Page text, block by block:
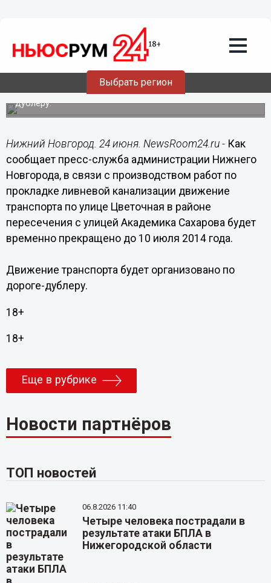
Выбрать регион
Движение транспорта на участке
улицы Цветочная в Нижнем Новгороде
будет прекращено до 10 июля
Движение транспорта будет организовано по дороге-
дублеру.
Нижний Новгород. 24 июня. NewsRoom24.ru - Как
сообщает пресс-служба администрации Нижнего
Новгорода, в связи с производством работ по
прокладке ливневой канализации движение
транспорта по улице Цветочная в районе
пересечения с улицей Академика Сахарова будет
временно прекращено до 10 июля 2014 года.
Движение транспорта будет организовано по
дороге-дублеру.
18+
18+
Еще в рубрике
Новости партнёров
ТОП новостей
06.8.2026 11:40
Четыре человека пострадали в
результате атаки БПЛА в
Нижегородской области